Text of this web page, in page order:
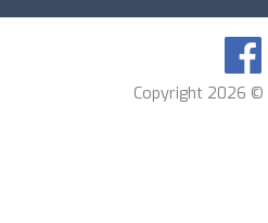
Copyright 2026 ©